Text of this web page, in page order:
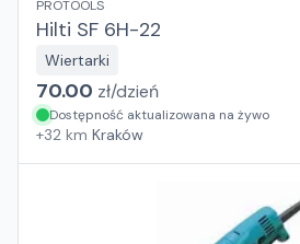
PROTOOLS
Hilti SF 6H-22
Wiertarki
70.00 zł/dzień
Dostępność aktualizowana na żywo
+32 km Kraków